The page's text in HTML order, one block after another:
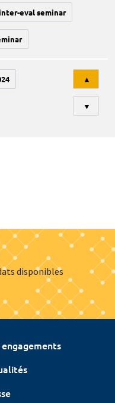
eval seminar
▲
▼
disponibles
engagements